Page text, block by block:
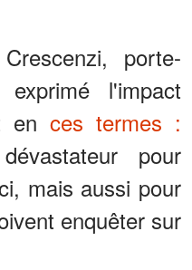
porte-
l'impact
en ces termes :
pour
mais aussi pour
enquêter sur